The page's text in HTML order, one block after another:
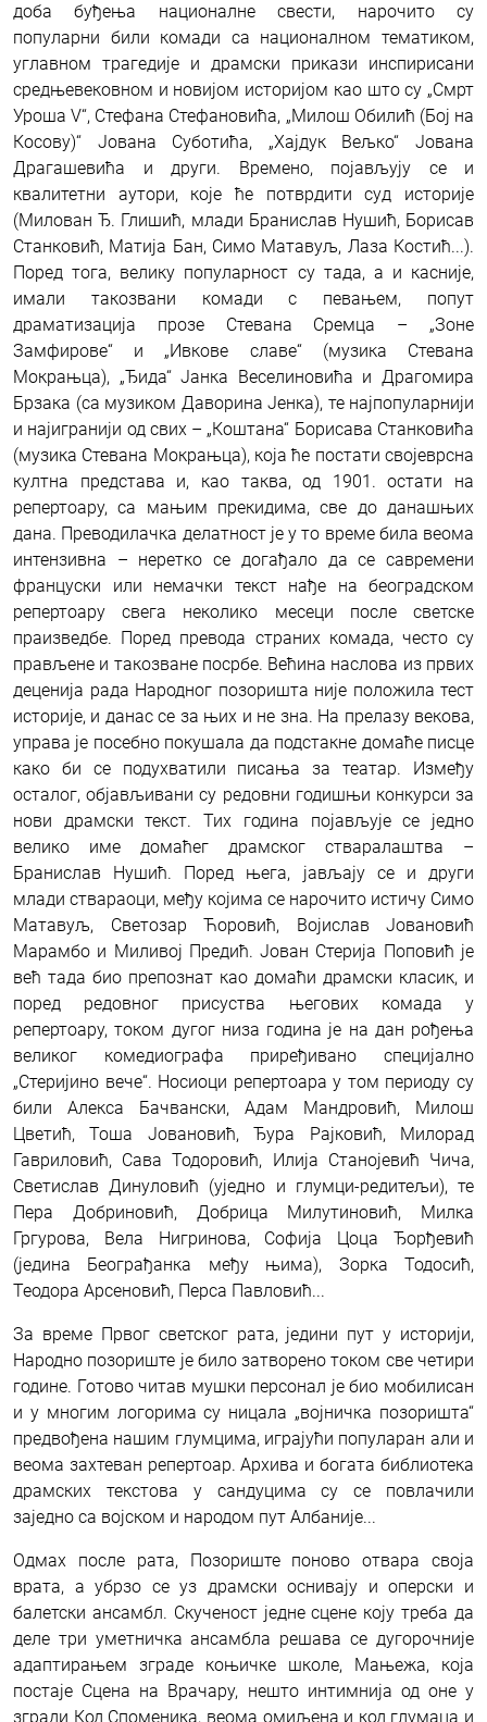
доба буђења националне свести, нарочито су
популарни били комади са националном тематиком,
углавном трагедије и драмски прикази инспирисани
средњевековном и новијом историјом као што су „Смрт
Уроша V“, Стефана Стефановића, „Милош Обилић (Бој на
Косову)“ Јована Суботића, „Хајдук Вељко“ Јована
Драгашевића и други. Времено, појављују се и
квалитетни аутори, које ће потврдити суд историје
(Милован Ђ. Глишић, млади Бранислав Нушић, Борисав
Станковић, Матија Бан, Симо Матавуљ, Лаза Костић...).
Поред тога, велику популарност су тада, а и касније,
имали такозвани комади с певањем, попут
драматизација прозе Стевана Сремца – „Зоне
Замфирове“ и „Ивкове славе“ (музика Стевана
Мокрањца), „Ђида“ Јанка Веселиновића и Драгомира
Брзака (са музиком Даворина Јенка), те најпопуларнији
и најигранији од свих – „Коштана“ Борисава Станковића
(музика Стевана Мокрањца), која ће постати својеврсна
култна представа и, као таква, од 1901. остати на
репертоару, са мањим прекидима, све до данашњих
дана. Преводилачка делатност је у то време била веома
интензивна – неретко се догађало да се савремени
француски или немачки текст нађе на београдском
репертоару свега неколико месеци после светске
праизведбе. Поред превода страних комада, често су
прављене и такозване посрбе. Већина наслова из првих
деценија рада Народног позоришта није положила тест
историје, и данас се за њих и не зна. На прелазу векова,
управа је посебно покушала да подстакне домаће писце
како би се подухватили писања за театар. Између
осталог, објављивани су редовни годишњи конкурси за
нови драмски текст. Тих година појављује се једно
велико име домаћег драмског стваралаштва –
Бранислав Нушић. Поред њега, јављају се и други
млади ствараоци, међу којима се нарочито истичу Симо
Матавуљ, Светозар Ћоровић, Војислав Јовановић
Марамбо и Миливој Предић. Јован Стерија Поповић је
већ тада био препознат као домаћи драмски класик, и
поред редовног присуства његових комада у
репертоару, током дугог низа година је на дан рођења
великог комедиографа приређивано специјално
„Стеријино вече“. Носиоци репертоара у том периоду су
били Алекса Бачвански, Адам Мандровић, Милош
Цветић, Тоша Јовановић, Ђура Рајковић, Милорад
Гавриловић, Сава Тодоровић, Илија Станојевић Чича,
Светислав Динуловић (уједно и глумци-редитељи), те
Пера Добриновић, Добрица Милутиновић, Милка
Гргурова, Вела Нигринова, Софија Цоца Ђорђевић
(једина Београђанка међу њима), Зорка Тодосић,
Теодора Арсеновић, Перса Павловић...
За време Првог светског рата, једини пут у историји,
Народно позориште је било затворено током све четири
године. Готово читав мушки персонал је био мобилисан
и у многим логорима су ницала „војничка позоришта“
предвођена нашим глумцима, играјући популаран али и
веома захтеван репертоар. Архива и богата библиотека
драмских текстова у сандуцима су се повлачили
заједно са војском и народом пут Албаније...
Одмах после рата, Позориште поново отвара своја
врата, а убрзо се уз драмски оснивају и оперски и
балетски ансамбл. Скученост једне сцене коју треба да
деле три уметничка ансамбла решава се дугорочније
адаптирањем зграде коњичке школе, Мањежа, која
постаје Сцена на Врачару, нешто интимнија од оне у
згради Код Споменика, веома омиљена и код глумаца и